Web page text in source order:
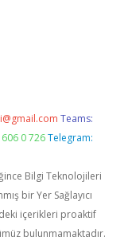
Teams:
0 726 Telegram:
Bilgi Teknolojileri
bir Yer Sağlayıcı
içerikleri proaktif
bulunmamaktadır.